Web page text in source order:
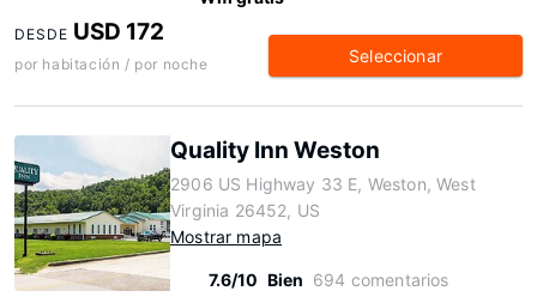
DESDE USD 172
por habitación / por noche Seleccionar
Quality Inn Weston
2906 US Highway 33 E, Weston, West
Virginia 26452, US
Mostrar mapa
7.6/10 Bien 694 comentarios